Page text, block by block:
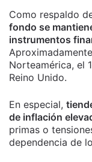
Como respaldo
fondo se
instrumentos
Norteamérica, el
Reino Unido.
En especial,
de inflación
primas o
dependencia de